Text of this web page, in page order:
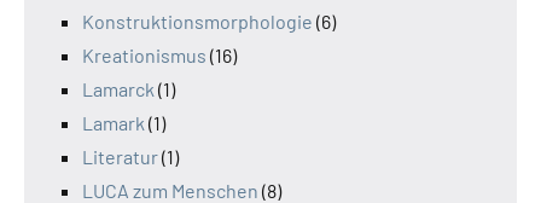
Konstruktionsmorphologie (6)
Kreationismus (16)
Lamarck (1)
Lamark (1)
Literatur(1)
LUCA zum Menschen (8)